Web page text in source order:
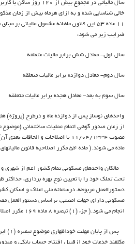
سال مالیاتی در مجموع بیش
خالی شناسایی شده و به ازای هرماه بیش از زمان
۱۱ ماده ۵۳ این قانون ماهانه مشمول مالیاتی بر
ضرایب زیر می شود:
سال اول- معادل شش برابر مالیات متعلقه
سال دوم- معادل دوازده برابر مالیات متعلقه
سال سوم به بعد- معادل هجده برابر مالیات متعلقه
واحدهای نوساز پس از دوازده ماه و درطرح (پروژه)
مصوب ۱۱/۰۴/۱۳۳۴ با اصلاحات و
ماده می شوند.( ماده ۵۴ مکرر اصلاحیه قانون مالیاتهای مستقیم)
مالکان واحدهای مسکونی تمام کشور اعم از شهری و
تحت تملک خود را با تعیین نوع بهره برداری،
دستورالعمل مربوطه، درسامانه ملی املاک و اسکان
مسکونی دارای جهات امنیتی، براساس دستورالعمل
انجام می شود.( جزء (۱) تبصره ۸ ماده ۱۶۹ مکرر اصلاحیه قانون مالیاتهای مستقیم)
پس از
مکلفند خدمات خود ازقبیل افتتاح حساب بانکی و